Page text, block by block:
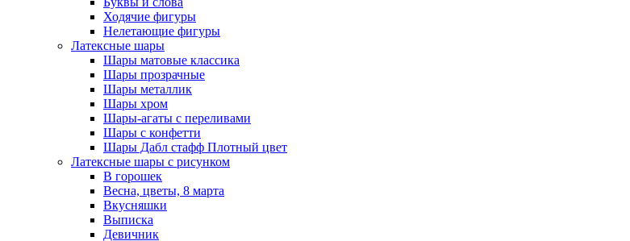
Ходячие фигуры
Нелетающие фигуры
Латексные шары
Шары матовые классика
Шары прозрачные
Шары металлик
Шары хром
Шары-агаты с переливами
Шары с конфетти
Шары Дабл стафф Плотный цвет
Латексные шары с рисунком
В горошек
Весна, цветы, 8 марта
Вкусняшки
Выписка
Девичник